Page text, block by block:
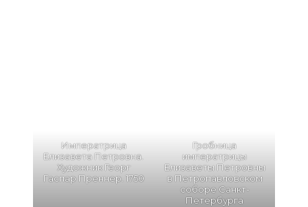
Императрица
Елизавета Петровна.
Художник Георг
Гаспар Преннер. 1750
Гробница
императрицы
Елизаветы Петровны
в Петропавловском
соборе Санкт-
Петербурга